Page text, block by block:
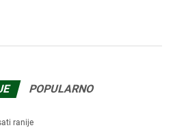
POPULARNO
ranije